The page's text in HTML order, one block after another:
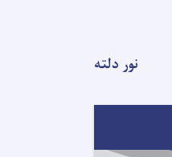
نور دلته